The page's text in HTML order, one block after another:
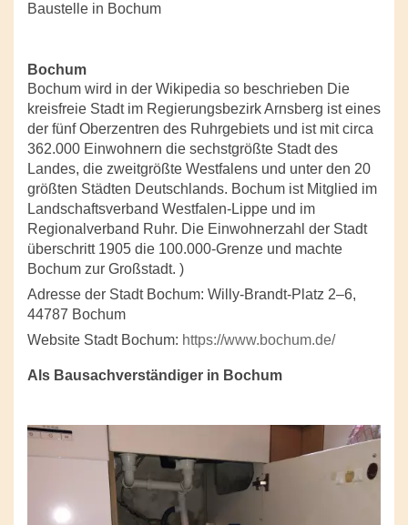
Baustelle in Bochum
Bochum
Bochum wird in der Wikipedia so beschrieben Die
kreisfreie Stadt im Regierungsbezirk Arnsberg ist eines
der fünf Oberzentren des Ruhrgebiets und ist mit circa
362.000 Einwohnern die sechstgrößte Stadt des
Landes, die zweitgrößte Westfalens und unter den 20
größten Städten Deutschlands. Bochum ist Mitglied im
Landschaftsverband Westfalen-Lippe und im
Regionalverband Ruhr. Die Einwohnerzahl der Stadt
überschritt 1905 die 100.000-Grenze und machte
Bochum zur Großstadt. )
Adresse der Stadt Bochum: Willy-Brandt-Platz 2–6,
44787 Bochum
Website Stadt Bochum: https://www.bochum.de/
Als Bausachverständiger in Bochum